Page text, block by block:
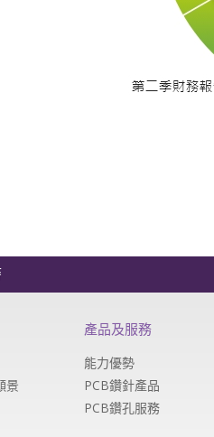
景
產品及服務
能力優勢
PCB鑽針產品
PCB鑽孔服務